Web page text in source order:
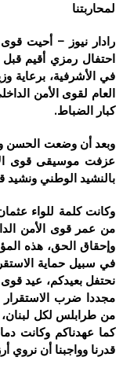
لمحاربتنا
احتفال رمزي أقيم قبل
في الأشرفية، برعاية
العام لقوى الأمن
كبار الضباط.
وبعد أن وضعت الحسن
عزفت موسيقى قوى
بالنشيد الوطني ونشيد
وكانت كلمة للواء
من عمر قوى الأمن
وإحقاق الحق، هذه
في سبيل حماية
نحتفل بعيدكم، عيد
مجددا ضرب الاستقرار
من طرابلس لكل لبنان،
كما عهدناكم وكانت
قدرنا وواجبنا أن نروي